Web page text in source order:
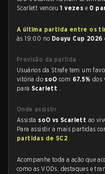
Scarlett venceu1 vezes e 0
A última partida entre os
às 19:00 no Douyu Cup 2026
Previsão da partida
Usuários da Strafe tem um
vitória do soOcom 67.5%dos
para Scarlett .
Onde assistir
Assista soO vs Scarlett ao
Para assistir a mais partidas
partidas de SC2 .
Acompanhe toda a ação que
como as VODs, destaques e